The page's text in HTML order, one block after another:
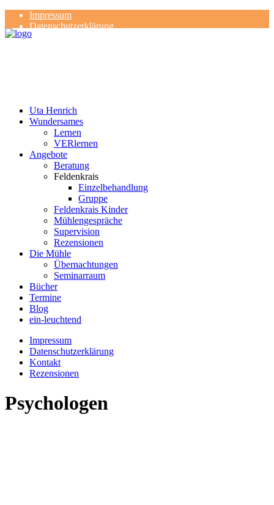
Impressum
Datenschutzerklärung
Kontakt
Uta Henrich
Wundersames
Lernen
VERlernen
Angebote
Beratung
Feldenkrais
Einzelbehandlung
Gruppe
Feldenkrais Kinder
Mühlengespräche
Supervision
Rezensionen
Die Mühle
Übernachtungen
Seminarraum
Bücher
Termine
Blog
ein-leuchtend
Impressum
Datenschutzerklärung
Kontakt
Rezensionen
Psychologen